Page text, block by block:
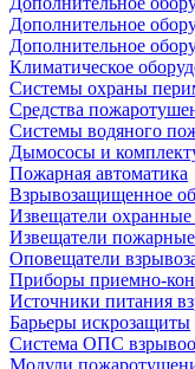
Дополнительное
Дополнительное
Климатическое
Системы охраны
Средства
Системы водяного
Дымососы и
Пожарная автоматика
Взрывозащищенное
Извещатели
Извещатели
Оповещатели
Приборы приемно-
Источники питания
Барьеры искрозащиты
Система ОПС
Модули